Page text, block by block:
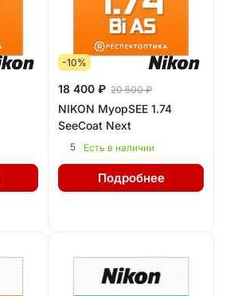
-10%
18 400 ₽ 20 500 ₽
NIKON MyopSEE 1.74
SeeCoat Next
5 Есть в наличии
Подробнее